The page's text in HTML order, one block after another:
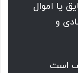
یا اموال
و
است